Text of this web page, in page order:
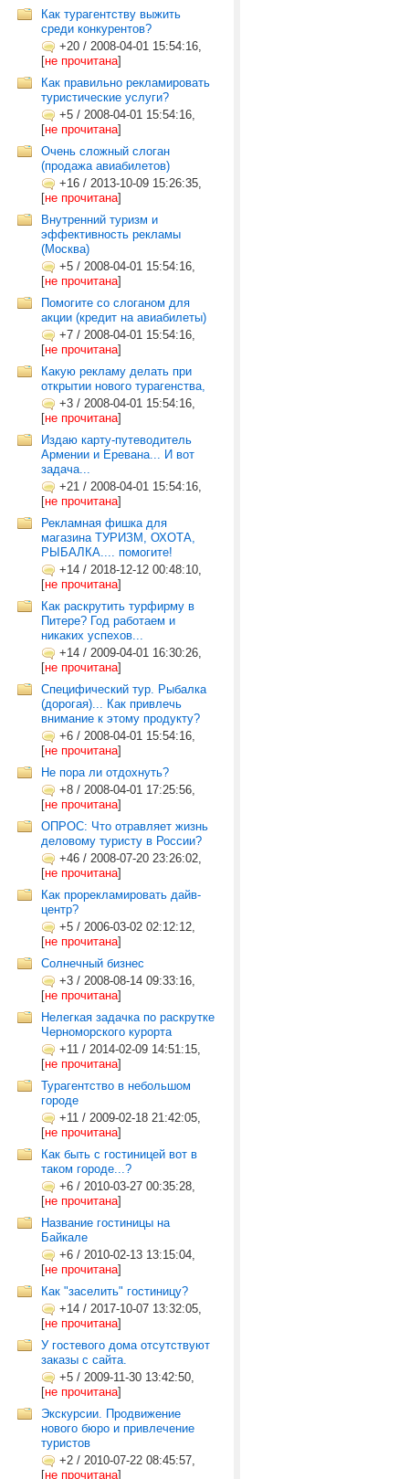
Как турагентству выжить
среди конкурентов?
+20 / 2008-04-01 15:54:16,
[не прочитана]
Как правильно рекламировать
туристические услуги?
+5 / 2008-04-01 15:54:16,
[не прочитана]
Очень сложный слоган
(продажа авиабилетов)
+16 / 2013-10-09 15:26:35,
[не прочитана]
Внутренний туризм и
эффективность рекламы
(Москва)
+5 / 2008-04-01 15:54:16,
[не прочитана]
Помогите со слоганом для
акции (кредит на авиабилеты)
+7 / 2008-04-01 15:54:16,
[не прочитана]
Какую рекламу делать при
открытии нового турагенства,
+3 / 2008-04-01 15:54:16,
[не прочитана]
Издаю карту-путеводитель
Армении и Еревана... И вот
задача...
+21 / 2008-04-01 15:54:16,
[не прочитана]
Рекламная фишка для
магазина ТУРИЗМ, ОХОТА,
РЫБАЛКА.... помогите!
+14 / 2018-12-12 00:48:10,
[не прочитана]
Как раскрутить турфирму в
Питере? Год работаем и
никаких успехов...
+14 / 2009-04-01 16:30:26,
[не прочитана]
Специфический тур. Рыбалка
(дорогая)... Как привлечь
внимание к этому продукту?
+6 / 2008-04-01 15:54:16,
[не прочитана]
Не пора ли отдохнуть?
+8 / 2008-04-01 17:25:56,
[не прочитана]
ОПРОС: Что отравляет жизнь
деловому туристу в России?
+46 / 2008-07-20 23:26:02,
[не прочитана]
Как прорекламировать дайв-
центр?
+5 / 2006-03-02 02:12:12,
[не прочитана]
Солнечный бизнес
+3 / 2008-08-14 09:33:16,
[не прочитана]
Нелегкая задачка по раскрутке
Черноморского курорта
+11 / 2014-02-09 14:51:15,
[не прочитана]
Турагентство в небольшом
городе
+11 / 2009-02-18 21:42:05,
[не прочитана]
Как быть с гостиницей вот в
таком городе...?
+6 / 2010-03-27 00:35:28,
[не прочитана]
Название гостиницы на
Байкале
+6 / 2010-02-13 13:15:04,
[не прочитана]
Как "заселить" гостиницу?
+14 / 2017-10-07 13:32:05,
[не прочитана]
У гостевого дома отсутствуют
заказы с сайта.
+5 / 2009-11-30 13:42:50,
[не прочитана]
Экскурсии. Продвижение
нового бюро и привлечение
туристов
+2 / 2010-07-22 08:45:57,
[не прочитана]